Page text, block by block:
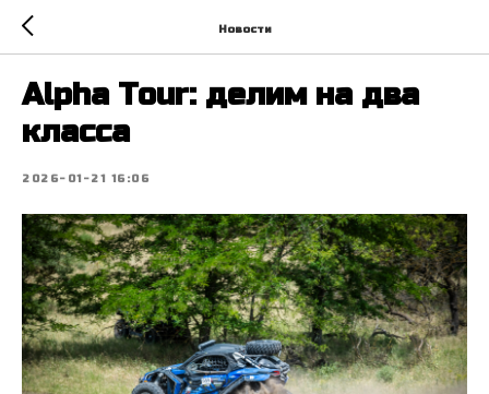
Новости
Alpha Tour: делим на два
класса
2026-01-21 16:06